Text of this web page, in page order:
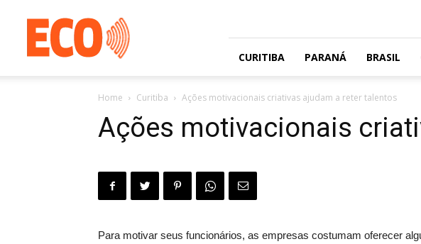
gratuito
com
circulação
CURITIBA PARANÁ BRASIL
Home Curitiba Ações motivacionais criativas ajudam a reter talentos
Ações motivacionais
Para motivar seus funcionários, as empresas costumam oferecer